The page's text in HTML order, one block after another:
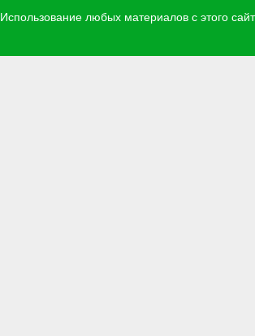
Использование любых материалов с этого
Задать вопрос